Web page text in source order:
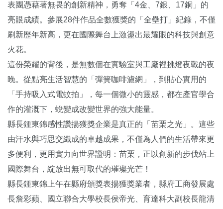
表團憑藉著無畏的創新精神，勇奪「4金、7銀、17銅」的
亮眼成績。參展28件作品全數獲獎的「全壘打」紀錄，不僅
刷新歷年新高，更在國際舞台上激盪出最耀眼的科技與創意
火花。
這份榮耀的背後，是無數個在實驗室與工廠裡挑燈夜戰的夜
晚。從點亮生活智慧的「彈簧咖啡濾網」，到貼心實用的
「手持吸入式電蚊拍」，每一個微小的靈感，都在產官學合
作的灌溉下，蛻變成改變世界的強大能量。
縣長鍾東錦感性讚揚獲獎企業是真正的「苗栗之光」。這些
由汗水與巧思交織成的卓越成果，不僅為人們的生活帶來更
多便利，更用實力向世界證明：苗栗，正以創新的步伐站上
國際舞台，綻放出無可取代的璀璨光芒！
縣長鍾東錦上午在縣府頒獎表揚獲獎業者，縣府工商發展處
長詹彩蘋 、國立聯合大學校長侯帝光、育達科大副校長龍清